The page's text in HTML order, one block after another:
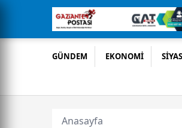
GÜNDEM EKONOMİ
Anasayfa